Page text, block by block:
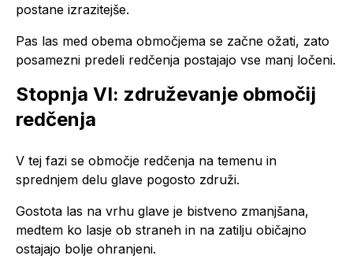
postane izrazitejše.
Pas las med obema območjema se začne ožati, zato
posamezni predeli redčenja postajajo vse manj ločeni.
Stopnja VI: združevanje območij
redčenja
V tej fazi se območje redčenja na temenu in
sprednjem delu glave pogosto združi.
Gostota las na vrhu glave je bistveno zmanjšana,
medtem ko lasje ob straneh in na zatilju običajno
ostajajo bolje ohranjeni.